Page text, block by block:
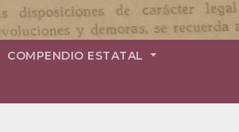
COMPENDIO ESTATAL